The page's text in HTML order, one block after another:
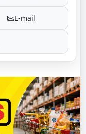
E-mail